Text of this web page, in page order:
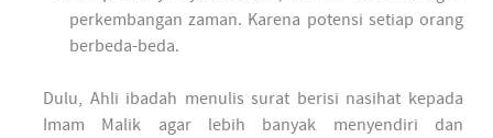
perkembangan zaman. Karena potensi setiap orang
berbeda-beda.
Dulu, Ahli ibadah menulis surat berisi nasihat kepada
Imam Malik agar lebih banyak menyendiri dan